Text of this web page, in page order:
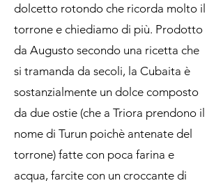
dolcetto rotondo che ricorda molto il
torrone e chiediamo di più. Prodotto
da Augusto secondo una ricetta che
si tramanda da secoli, la Cubaita è
sostanzialmente un dolce composto
da due ostie (che a Triora prendono il
nome di Turun poichè antenate del
torrone) fatte con poca farina e
acqua, farcite con un croccante di